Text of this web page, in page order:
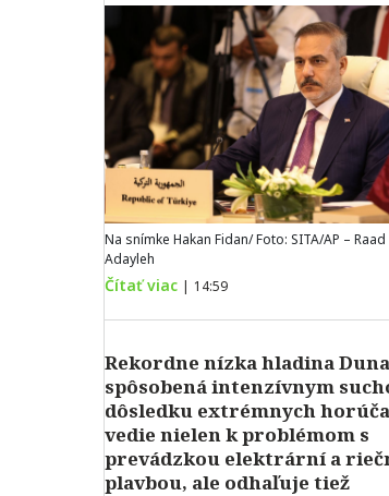
Na snímke Hakan Fidan/ Foto: SITA/AP – Raad
Adayleh
Čítať viac | 14:59
Rekordne nízka hladina
spôsobená intenzívnym
dôsledku extrémnych
vedie nielen k problémom s
prevádzkou elektrární a
plavbou, ale odhaľuje tiež